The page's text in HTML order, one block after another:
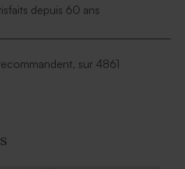
depuis 60 ans
sur 4861